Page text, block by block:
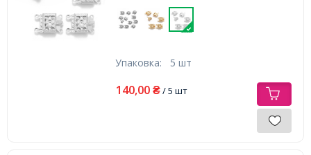
Упаковка: 5 шт
140,00 ₴/ 5 шт